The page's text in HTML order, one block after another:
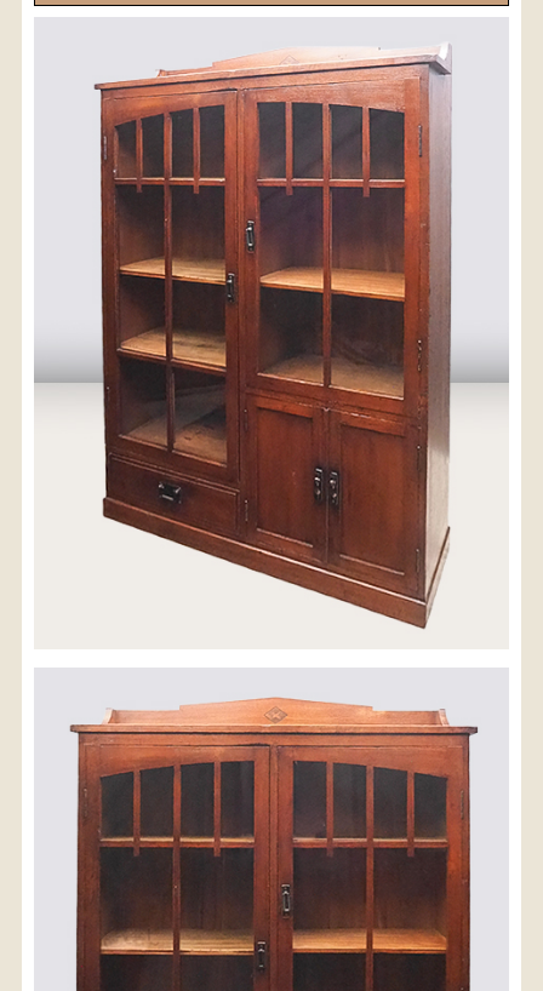
〈送料について〉
・商品代金に送料は含まれておりません。
・送料は、商品のサイズ・発送先地域によって異なり
ます。
・ご購入手続きを進める途中で「宅急便」を選択いた
だくと、自動的に送料が加算されます。
・配送についての詳細は、
【送料を確認する】
お届け先、送料ランクを選択する事で送料が表
示されます。
お届け先
送料ランク
配送料金(税込)
店舗までお問い合わせ下さい。
03-3468-0853